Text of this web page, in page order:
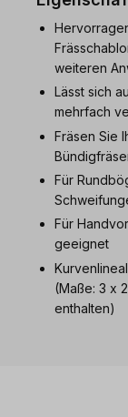
weiteren
Lässt sich
mehrfach
Fräsen Sie
Für
Für
geeignet
(Maße: 3 x
enthalten)